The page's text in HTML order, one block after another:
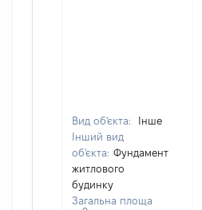
Вид об'єкта:
Інше
Інший вид
об'єкта: Фундамент
житлового
будинку
Загальна площа